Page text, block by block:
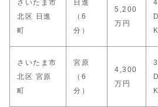
さいたま市
北区 日進
町
日進
（6
分）
5,200
万円
D
K
さいたま市
北区 宮原
町
宮原
（6
分）
4,300
万円
D
K